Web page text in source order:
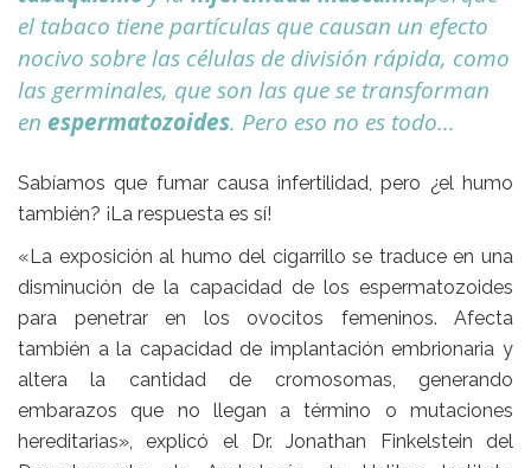
el tabaco tiene partículas que causan un efecto
nocivo sobre las células de división rápida, como
las germinales, que son las que se transforman
en espermatozoides. Pero eso no es todo...
Sabíamos que fumar causa infertilidad, pero ¿el humo
también? ¡La respuesta es sí!
«La exposición al humo del cigarrillo se traduce en una
disminución de la capacidad de los espermatozoides
para penetrar en los ovocitos femeninos. Afecta
también a la capacidad de implantación embrionariay
altera la cantidad de cromosomas, generando
embarazos que no llegan a término o mutaciones
hereditarias», explicó el Dr. Jonathan Finkelstein del